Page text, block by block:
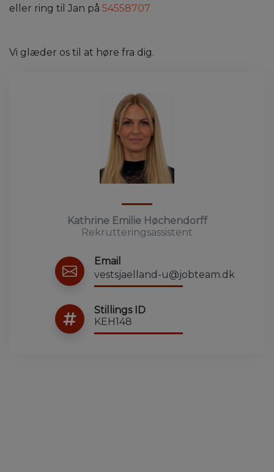
eller ring til Jan på 54558707
Vi glæder os til at høre fra dig.
Kathrine Emilie Høchendorff
Rekrutteringsassistent
Email
vestsjaelland-u@jobteam.dk
Stillings ID
KEH148